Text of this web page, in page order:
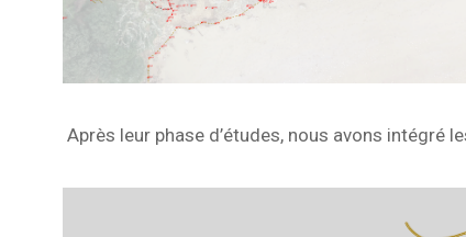
Après leur phase d’études, nous avons intégré